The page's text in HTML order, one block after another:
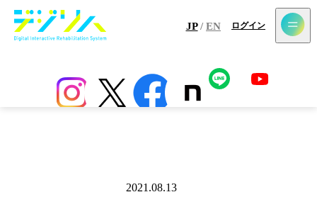
JP / EN ログイン
最新情報 コラム アプリ センサー
メールマガジン登録
2021.08.13